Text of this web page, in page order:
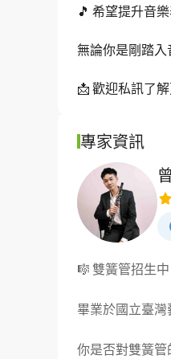
🎵 希望提升音
無論你是剛踏入
📩 歡迎私訊了
專家資訊
🎼 雙簧管招生
畢業於國立臺
你是否對雙簧